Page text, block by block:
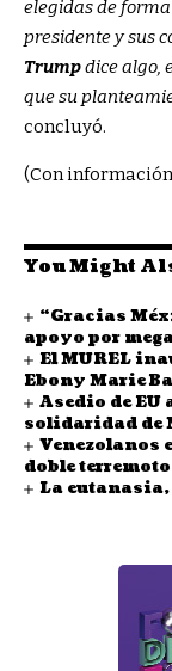
elegidas de
presidente y sus
Trumpdice algo,
que su
concluyó.
(Con información
You Might
“Gracias
apoyo por
El MUREL
Ebony Marie
Asedio de EU
solidaridad de
Venezolanos
doble
La